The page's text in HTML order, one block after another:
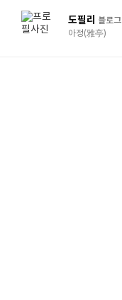
도필리 블로그
아정(雅亭)